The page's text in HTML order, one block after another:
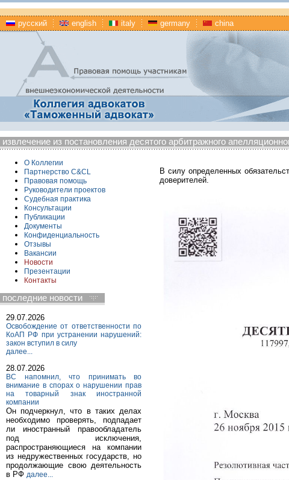
русский english italy germany china
извлечение из постановления десятого арбитражного
О Коллегии
Партнерство C&CL
Правовая помощь
Руководители проектов
Судебная практика
Консультации
Публикации
Документы
Конфиденциальность
Отзывы
Вакансии
Новости
Презентации
Контакты
последние новости
29.07.2026
Освобождение от ответственности по
КоАП РФ при устранении нарушений:
закон вступил в силу
далее...
28.07.2026
ВС напомнил, что принимать во
внимание в спорах о нарушении прав
на товарный знак иностранной
компании
Он подчеркнул, что в таких делах
необходимо проверять, подпадает
ли иностранный правообладатель
под исключения,
распространяющиеся на компании
из недружественных государств, но
продолжающие свою деятельность
в РФ далее...
В силу определенных
доверителей.